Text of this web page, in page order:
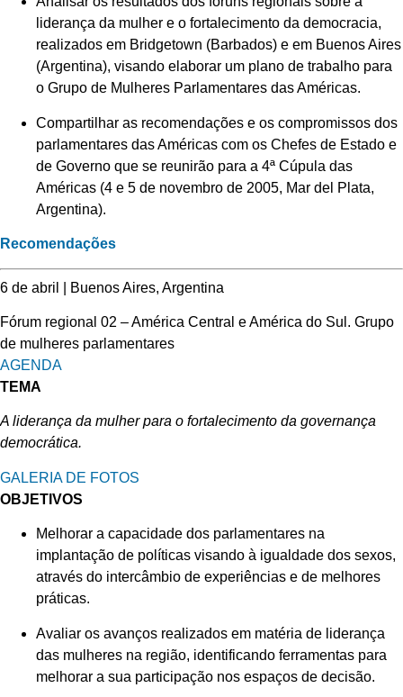
liderança da mulher e o fortalecimento da democracia,
realizados em Bridgetown (Barbados) e em Buenos Aires
(Argentina), visando elaborar um plano de trabalho para
o Grupo de Mulheres Parlamentares das Américas.
Compartilhar as recomendações e os compromissos dos
parlamentares das Américas com os Chefes de Estado e
de Governo que se reunirão para a 4ª Cúpula das
Américas (4 e 5 de novembro de 2005, Mar del Plata,
Argentina).
Recomendações
6 de abril | Buenos Aires, Argentina
Fórum regional 02 – América Central e América do Sul. Grupo
de mulheres parlamentares
AGENDA
TEMA
A liderança da mulher para o fortalecimento da governança
democrática.
GALERIA DE FOTOS
OBJETIVOS
Melhorar a capacidade dos parlamentares na
implantação de políticas visando à igualdade dos sexos,
através do intercâmbio de experiências e de melhores
práticas.
Avaliar os avanços realizados em matéria de liderança
das mulheres na região, identificando ferramentas para
melhorar a sua participação nos espaços de decisão.